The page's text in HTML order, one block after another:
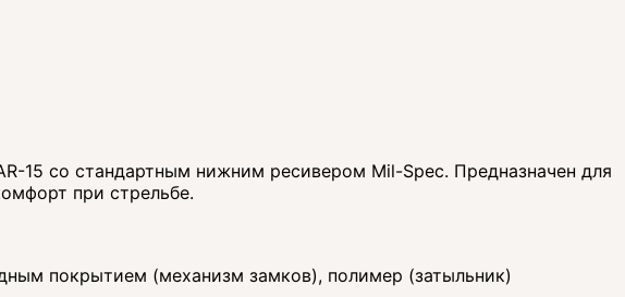
15 со стандартным нижним ресивером Mil-Spec. Предназначен для
при стрельбе.​
покрытием (механизм замков), полимер (затыльник)